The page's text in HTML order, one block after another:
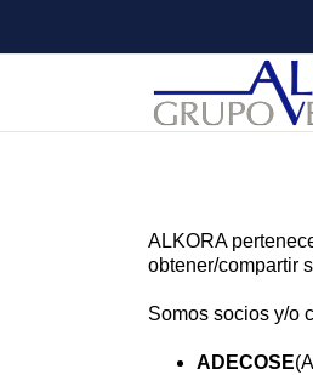
contenido
ALKORA
obtener/compartir
Somos socios y/o
ADECOSE